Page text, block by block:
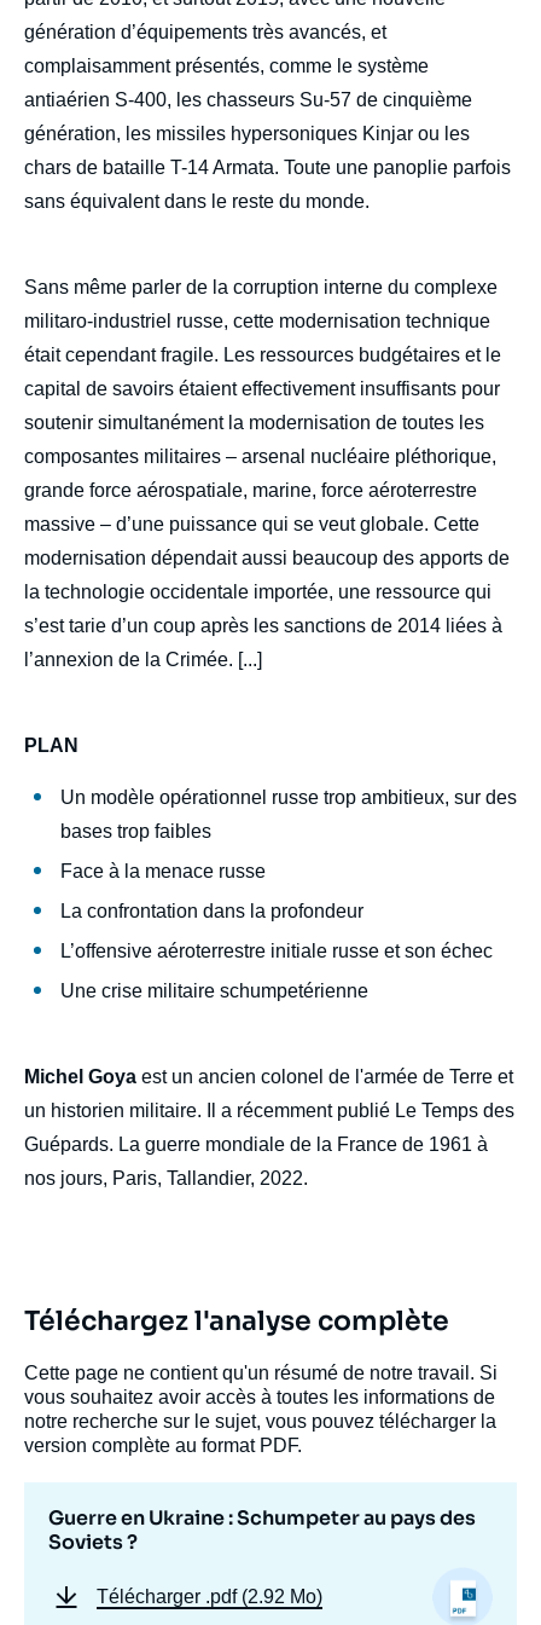
génération d’équipements très avancés, et
complaisamment présentés, comme le système
antiaérien S-400, les chasseurs Su-57 de cinquième
génération, les missiles hypersoniques Kinjar ou les
chars de bataille T-14 Armata. Toute une panoplie parfois
sans équivalent dans le reste du monde.
Sans même parler de la corruption interne du complexe
militaro-industriel russe, cette modernisation technique
était cependant fragile. Les ressources budgétaires et le
capital de savoirs étaient effectivement insuffisants pour
soutenir simultanément la modernisation de toutes les
composantes militaires – arsenal nucléaire pléthorique,
grande force aérospatiale, marine, force aéroterrestre
massive – d’une puissance qui se veut globale. Cette
modernisation dépendait aussi beaucoup des apports de
la technologie occidentale importée, une ressource qui
s’est tarie d’un coup après les sanctions de 2014 liées à
l’annexion de la Crimée. [...]
PLAN
Un modèle opérationnel russe trop ambitieux, sur des
bases trop faibles
Face à la menace russe
La confrontation dans la profondeur
L’offensive aéroterrestre initiale russe et son échec
Une crise militaire schumpetérienne
Michel Goya est un ancien colonel de l'armée de Terre et
un historien militaire. Il a récemment publié Le Temps des
Guépards. La guerre mondiale de la France de 1961 à
nos jours, Paris, Tallandier, 2022.
Téléchargez l'analyse complète
Cette page ne contient qu'un résumé de notre travail. Si
vous souhaitez avoir accès à toutes les informations de
notre recherche sur le sujet, vous pouvez télécharger la
version complète au format PDF.
Guerre en Ukraine : Schumpeter au pays des
Soviets ?
Télécharger .pdf (2.92 Mo)
Image
de
couverture
de
la
Michel GOYA, « Guerre en Ukraine :
Schumpeter au pays des Soviets ? »,
Politique étrangère, Articles, Ifri, 21 juin
2022.
Copier